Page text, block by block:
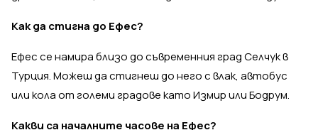
Как да стигна до Ефес?
Ефес се намира близо до съвременния град Селчук в
Турция. Можеш да стигнеш до него с влак, автобус
или кола от големи градове като Измир или Бодрум.
Какви са началните часове на Ефес?